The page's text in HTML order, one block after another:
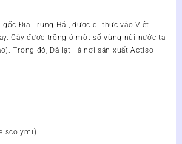
Địa Trung Hải, được di thực vào Việt
Cây được trồng ở một số vùng núi nước ta
Trong đó, Đà lạt là nơi sản xuất Actiso
scolymi)